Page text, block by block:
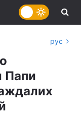
рус
Папи